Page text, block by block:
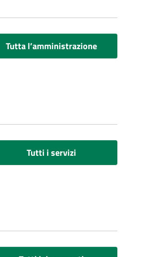
Tutta l’amministrazione
Tutti i servizi